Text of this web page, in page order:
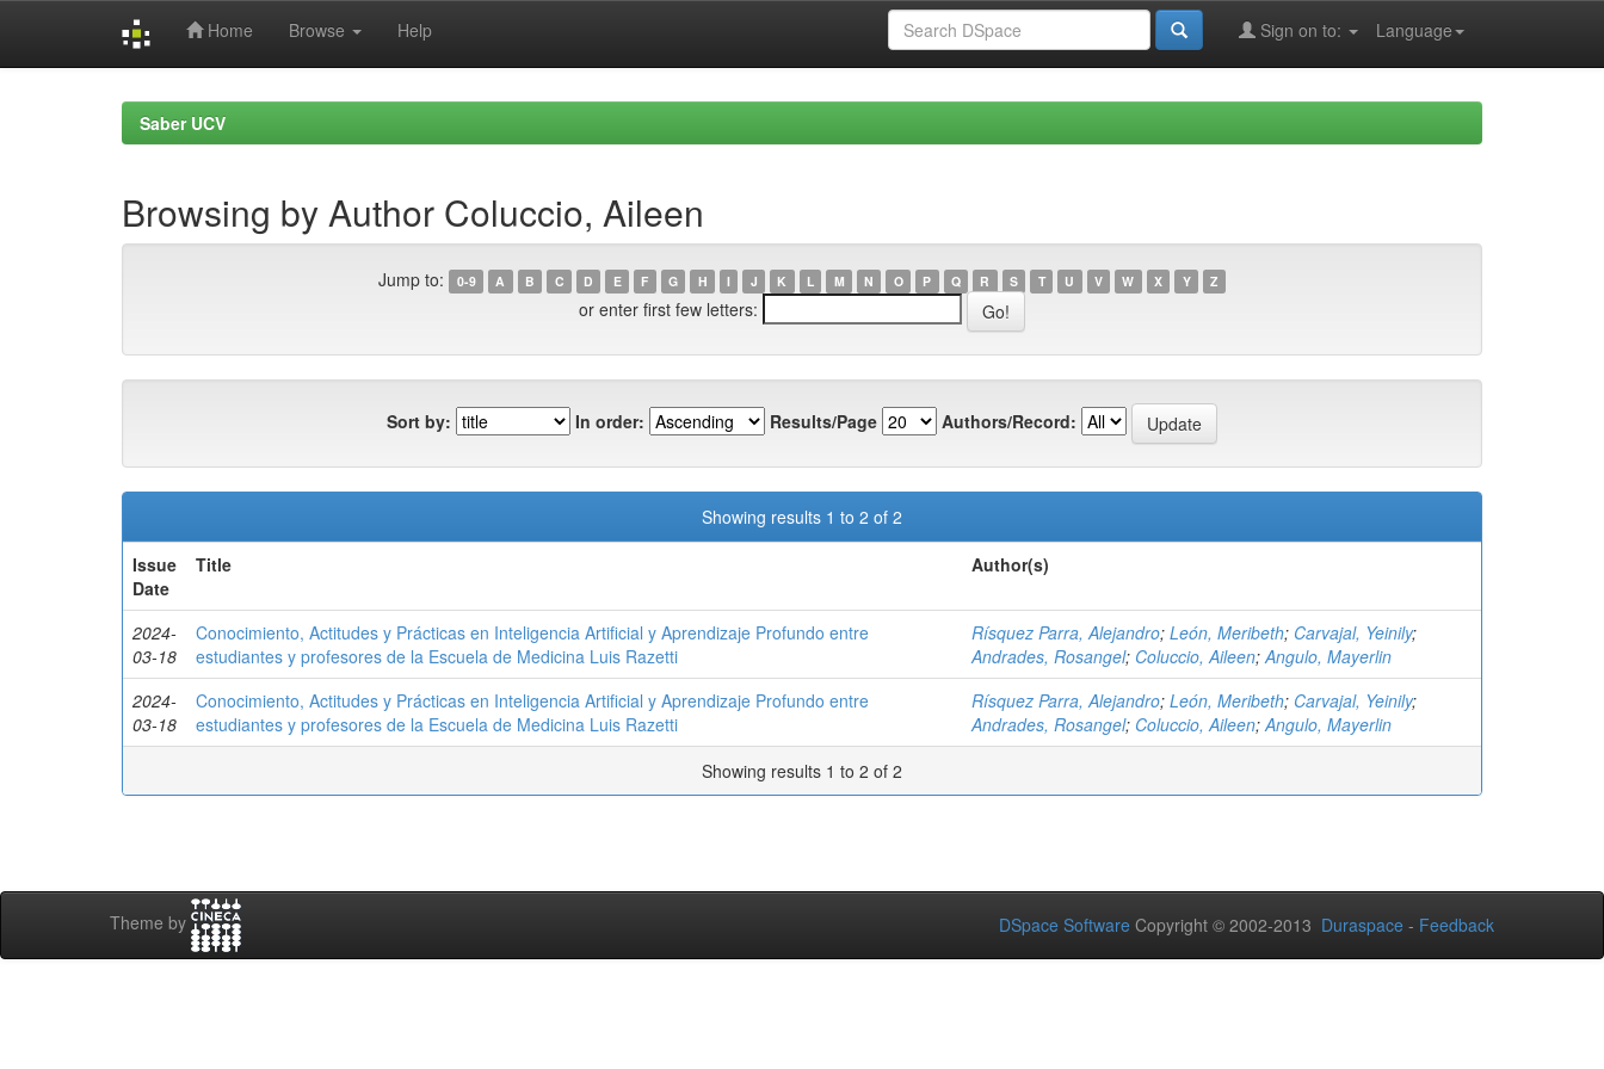
Home Browse Help Language
Sign on to:
Saber UCV
Browsing by Author Coluccio, Aileen
Jump to: 0-9 A B C D E F G H I J K L M N O P Q R S T U V W X Y Z
or enter first few letters:
Sort by: In order: Results/Page Authors/Record:
Showing results 1 to 2 of 2
Issue
Date
Title Author(s)
2024-
03-18
Conocimiento, Actitudes y Prácticas en Inteligencia Artificial y Aprendizaje Profundo entre
estudiantes y profesores de la Escuela de Medicina Luis Razetti
Rísquez Parra, Alejandro; León, Meribeth; Carvajal, Yeinily;
Andrades, Rosangel; Coluccio, Aileen;Angulo, Mayerlin
2024-
03-18
Conocimiento, Actitudes y Prácticas en Inteligencia Artificial y Aprendizaje Profundo entre
estudiantes y profesores de la Escuela de Medicina Luis Razetti
Rísquez Parra, Alejandro; León, Meribeth; Carvajal, Yeinily;
Andrades, Rosangel; Coluccio, Aileen;Angulo, Mayerlin
Showing results 1 to 2 of 2
Theme by DSpace Software Copyright © 2002-2013 Duraspace - Feedback